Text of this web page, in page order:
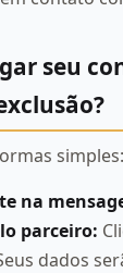
seu
simples:
na
parceiro:
dados